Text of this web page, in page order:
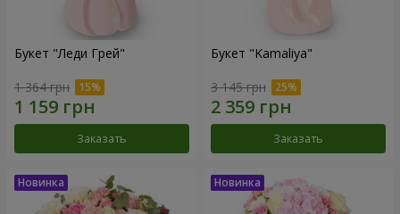
Букет "Леди Грей"
1 364 грн
Заказать
Букет "Kamaliya"
3 145 грн
Заказать